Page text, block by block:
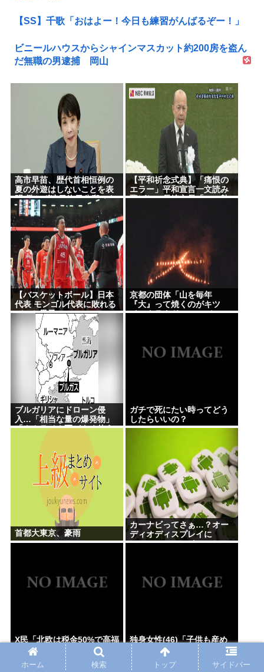
【SS】千歌「おはよー！今日も練習がんばるぞー！」
ビニールハウスからシャインマスカット約200房を盗ん
だ無職の男逮捕 岡山
高市早苗、歴代首相恒例の
夏の外遊はしないことを表
明 働かず連日終日公邸のも
よう
【平和祈念式典】「痛恨の
エラー」平和宣言一文読み
飛ばし…長崎市長「つい熱
【バスケットボール】日本
代表 モンゴル代表に敗れる
バスケ男子
京都の団体「山を毎年
『大』って焼くのがキツ
イ。クラウドファンディン
ブルガリアにドローン侵
入…「相当な量の爆発物」
「ウクライナ軍がよく使う
ガチで死にたい時ってどう
したらいいの？
首都大東京、豪雨
カーナビってさぁ…？オー
ディオディスプレイに
Android autoつないで
X民「北欧は税金50%で高福
祉、日本は税金45.7%も取
ってるのに低福祉、おかし
いよ」 11万いいね
独身女性(46)「子供も産め
ない、この先何を生きがい
にしたらいいの？」
ホーム 検索 トップ サイドバー